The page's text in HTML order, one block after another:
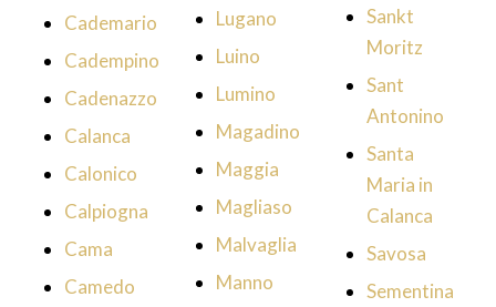
Cademario
Cadempino
Cadenazzo
Calanca
Calonico
Calpiogna
Cama
Camedo
Lugano
Luino
Lumino
Magadino
Maggia
Magliaso
Malvaglia
Manno
Sankt
Moritz
Sant
Antonino
Santa
Maria in
Calanca
Savosa
Sementina